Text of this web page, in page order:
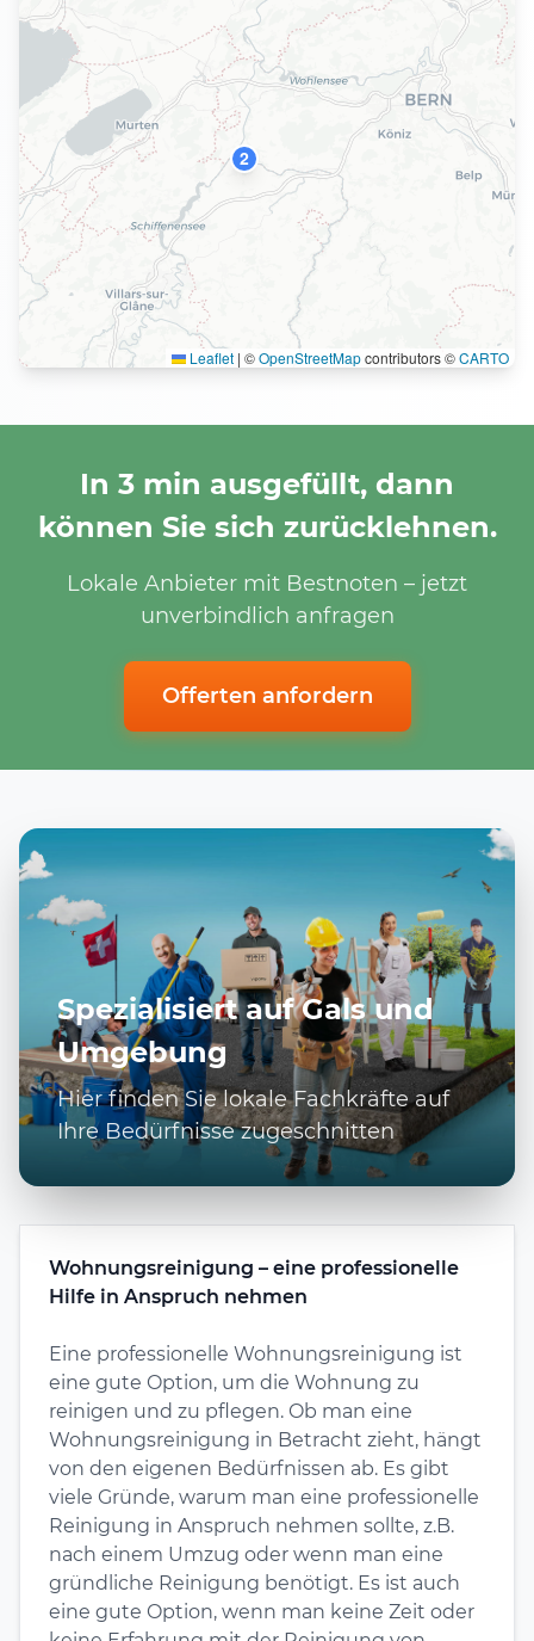
2
Leaflet | ©OpenStreetMapcontributors ©CARTO
In 3 min ausgefüllt, dann
können Sie sich zurücklehnen.
Lokale Anbieter mit Bestnoten – jetzt
unverbindlich anfragen
Offerten anfordern
Spezialisiert auf Gals und
Umgebung
Hier finden Sie lokale Fachkräfte auf
Ihre Bedürfnisse zugeschnitten
Wohnungsreinigung – eine professionelle
Hilfe in Anspruch nehmen
Eine professionelle Wohnungsreinigung ist
eine gute Option, um die Wohnung zu
reinigen und zu pflegen. Ob man eine
Wohnungsreinigung in Betracht zieht, hängt
von den eigenen Bedürfnissen ab. Es gibt
viele Gründe, warum man eine professionelle
Reinigung in Anspruch nehmen sollte, z.B.
nach einem Umzug oder wenn man eine
gründliche Reinigung benötigt. Es ist auch
eine gute Option, wenn man keine Zeit oder